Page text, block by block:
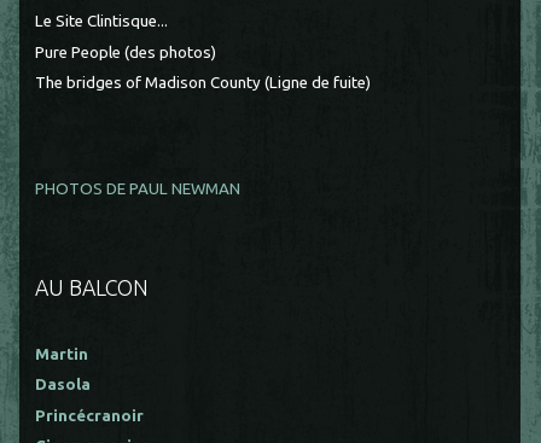
Le Site Clintisque...
Pure People (des photos)
The bridges of Madison County (Ligne de fuite)
PHOTOS DE PAUL NEWMAN
AU BALCON
Martin
Dasola
Princécranoir